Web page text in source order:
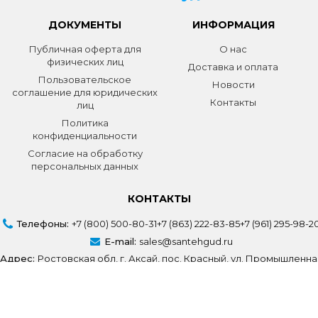
ДОКУМЕНТЫ
Публичная оферта для
физических лиц
Пользовательское
соглашение для юридических
лиц
Политика
конфиденциальности
Согласие на обработку
персональных данных
ИНФОРМАЦИЯ
О нас
Доставка и оплата
Новости
Контакты
КОНТАКТЫ
Телефоны: +7 (800) 500-80-31+7 (863) 222-83-85+7 (961) 295-98-
E-mail: sales@santehgud.ru
Адрес: Ростовская обл, г. Аксай, пос. Красный, ул.